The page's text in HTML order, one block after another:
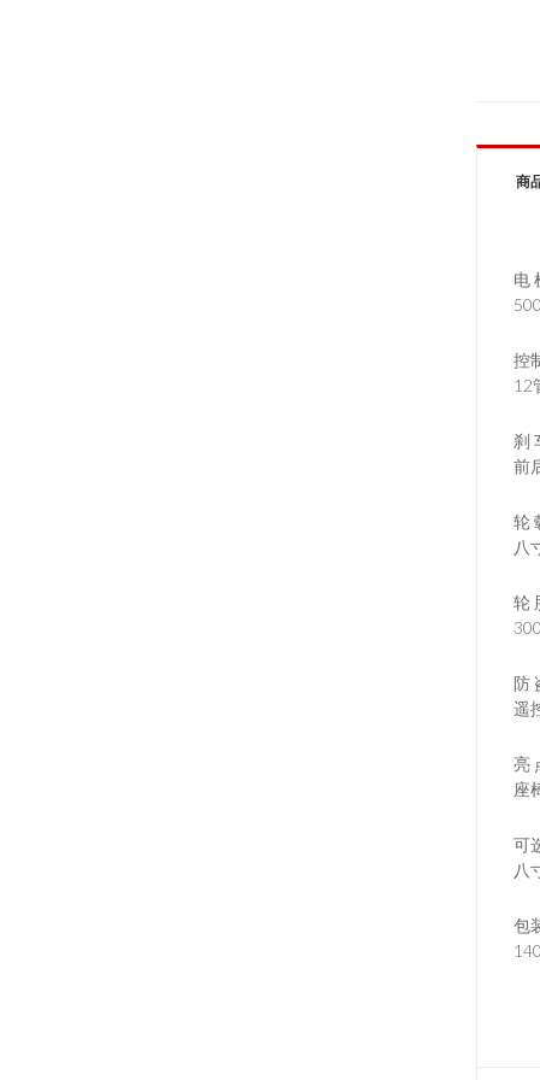
商
电
控
12
刹
前
轮
八
轮
防
遥
亮
座
可
八
包